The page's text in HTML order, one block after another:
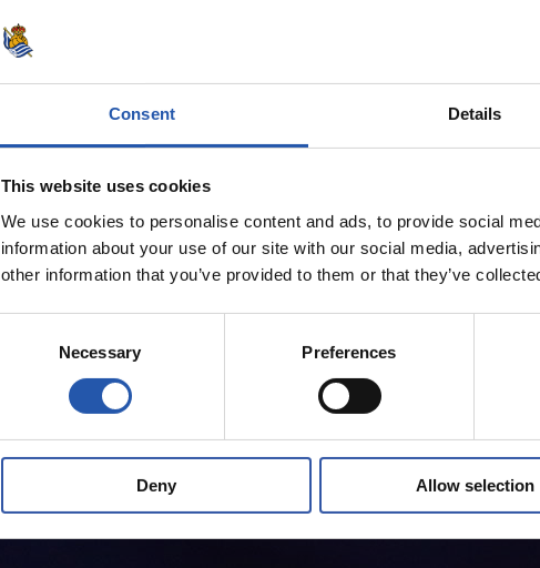
Consent Details
This website uses cookies
We use cookies to personalise content and ads, to provide social
information about your use of our site with our social media,
other information that you’ve provided to them or that they’ve
Necessary Preferences
Deny Allow selection